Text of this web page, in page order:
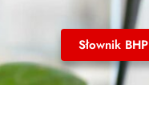
Słownik BHP